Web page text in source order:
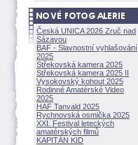
Česká UNICA 2026 Zruč nad
Sázavou
BAF - Slavnostní vyhlašování
2025
Střekovská kamera 2025
Střekovská kamera 2025 II
Vysokovský kohout 2025
Rodinné Amatérské Video
2025
HAF Tanvald 2025
Rychnovská osmička 2025
XXI. Festival leteckých
amatérských filmů
KAPITÁN KID